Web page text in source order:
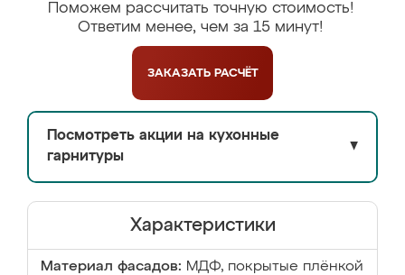
Поможем рассчитать точную стоимость!
Ответим менее, чем за 15 минут!
ЗАКАЗАТЬ РАСЧЁТ
Посмотреть акции на кухонные
гарнитуры
▼
Характеристики
Материал фасадов: МДФ, покрытые плёнкой